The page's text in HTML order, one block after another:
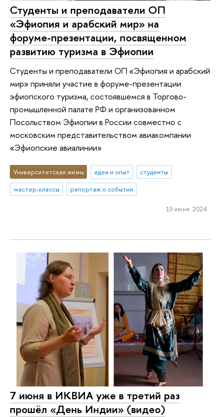
Студенты и преподаватели ОП
«Эфиопия и арабский мир» на
форуме-презентации, посвященном
развитию туризма в Эфиопии
Студенты и преподаватели ОП «Эфиопия и арабский
мир» приняли участие в форуме-презентации
эфиопского туризма, состоявшемся в Торгово-
промышленной палате РФ и организованном
Посольством Эфиопии в России совместно с
московским представительством авиакомпании
«Эфиопские авиалинии»
Университетская жизнь идеи и опыт
студенты
мастер-классы
репортаж о событии
19 июня 2024
7 июня в ИКВИА уже в третий раз
прошёл «День Индии» (видео)